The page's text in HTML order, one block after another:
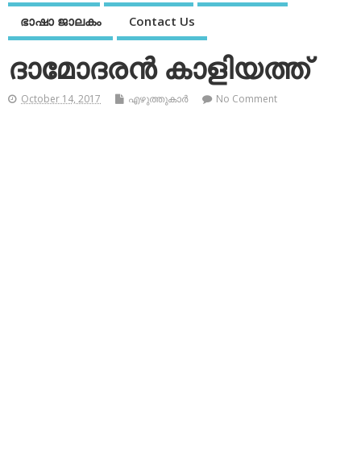
ഭാഷാ ജാലകം Contact Us
ദാമോദരന്‍ കാളിയത്ത്
October 14, 2017 എഴുത്തുകാര്‍ No Comment